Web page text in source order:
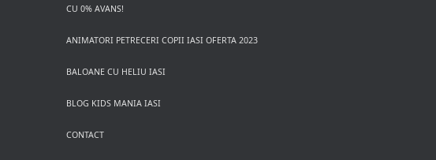
CU 0% AVANS!
ANIMATORI PETRECERI COPII IASI OFERTA 2023
BALOANE CU HELIU IASI
BLOG KIDS MANIA IASI
CONTACT